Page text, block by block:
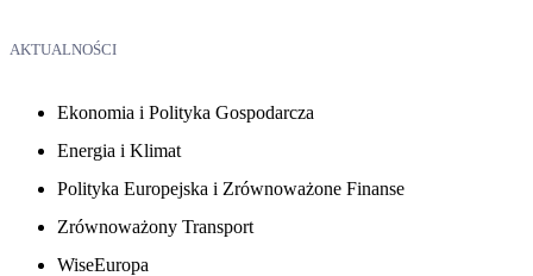
AKTUALNOŚCI
Ekonomia i Polityka Gospodarcza
Energia i Klimat
Polityka Europejska i Zrównoważone Finanse
Zrównoważony Transport
WiseEuropa